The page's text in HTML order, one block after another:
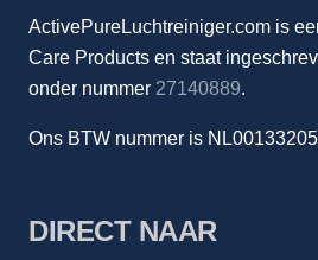
ActivePureLuchtreiniger.com is
Care Products en staat
onder nummer 27140889.
Ons BTW nummer is
DIRECT NAAR